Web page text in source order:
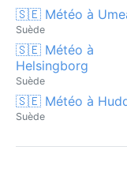
🇸🇪 Météo à
Suède
🇸🇪 Météo à
Helsingborg
Suède
🇸🇪 Météo à
Suède